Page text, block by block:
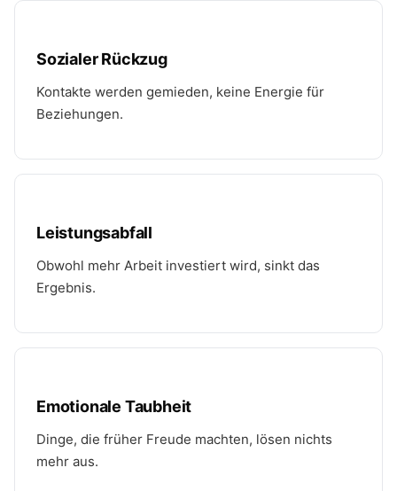
Sozialer Rückzug
Kontakte werden gemieden, keine Energie für
Beziehungen.
Leistungsabfall
Obwohl mehr Arbeit investiert wird, sinkt das
Ergebnis.
Emotionale Taubheit
Dinge, die früher Freude machten, lösen nichts
mehr aus.